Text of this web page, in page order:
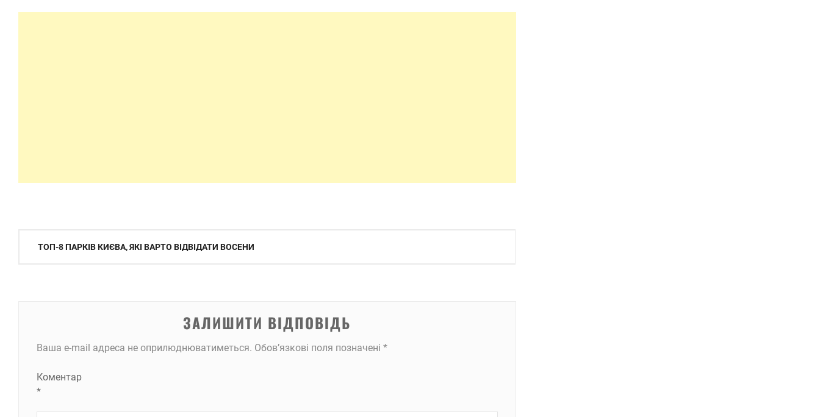
Навігація
ТОП-8 ПАРКІВ КИЄВА, ЯКІ ВАРТО ВІДВІДАТИ ВОСЕНИ
ЗАЛИШИТИ ВІДПОВІДЬ
Ваша e-mail адреса не оприлюднюватиметься. Обов’язкові поля позначені *
Коментар
*